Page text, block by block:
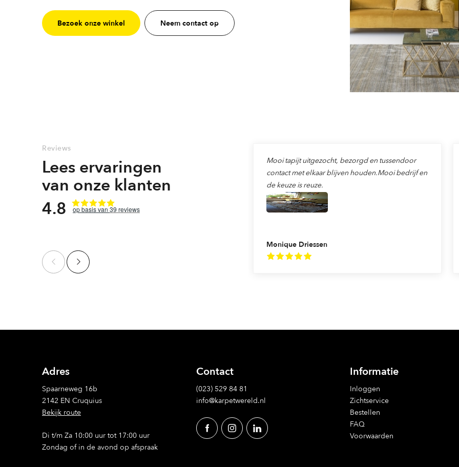
Bezoek onze winkel Neem contact op
Reviews
Lees ervaringen
van onze klanten
4.8
39 reviews
Monique Driessen
Mooi tapijt uitgezocht, bezorgd en tussendoor
contact met elkaar blijven houden.Mooi bedrijf en
de keuze is reuze.
Adres
Spaarneweg 16b
2142 EN Cruquius
Bekijk route
Di t/m Za 10:00 uur tot 17:00 uur
Zondag of in de avond op afspraak
Contact
(023) 529 84 81
info@karpetwereld.nl
Informatie
Inloggen
Zichtservice
Bestellen
FAQ
Voorwaarden